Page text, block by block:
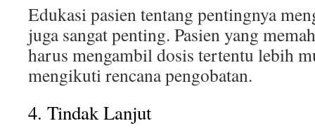
Edukasi pasien tentang pentingnya
juga sangat penting. Pasien yang
harus mengambil dosis tertentu lebih
mengikuti rencana pengobatan.
4. Tindak Lanjut